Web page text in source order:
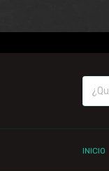
INICIO